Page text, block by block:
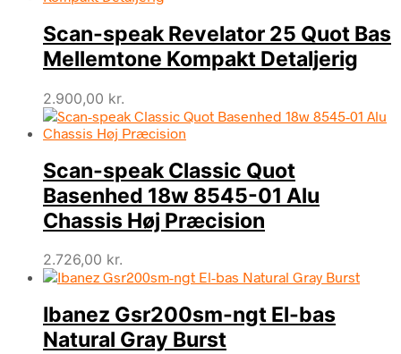
Scan-speak Revelator 25 Quot Bas
Mellemtone Kompakt Detaljerig
2.900,00 kr.
Scan-speak Classic Quot
Basenhed 18w 8545-01 Alu
Chassis Høj Præcision
2.726,00 kr.
Ibanez Gsr200sm-ngt El-bas
Natural Gray Burst